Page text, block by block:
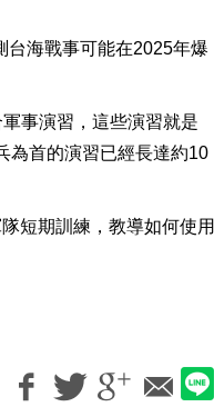
台海戰事可能在2025年爆
事演習，這些演習就是
為首的演習已經長達約10
短期訓練，教導如何使用